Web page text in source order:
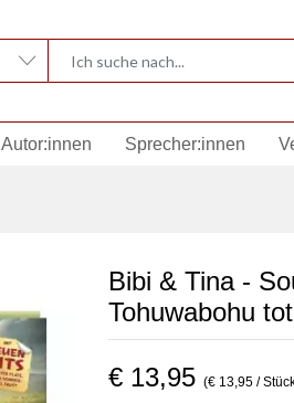
Autor:innen Sprecher:innen
Bibi & Tina -
Tohuwabohu
€ 13,95 (€ 13,95 /